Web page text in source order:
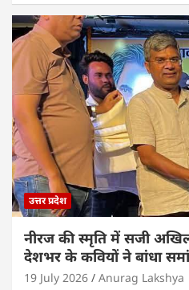
at
s
A
p
p
c
e
b
o
o
k
itt
er
k
e
dI
n
l
उत्तर प्रदेश
नीरज की स्मृति में सजी
देशभर के कवियों ने बांधा समां
19 July 2026 Anurag Lakshya